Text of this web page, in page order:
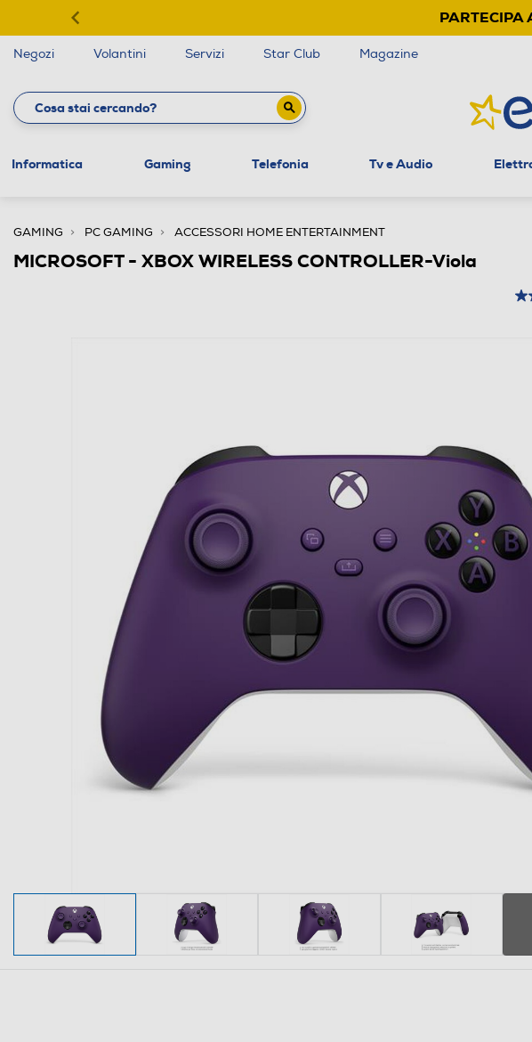
PARTECIPA
Negozi Volantini Servizi Star Club Magazine
Informatica Gaming Telefonia Tv e Audio
GAMING PC GAMING ACCESSORI HOME ENTERTAINMENT
MICROSOFT - XBOX WIRELESS CONTROLLER-Viola